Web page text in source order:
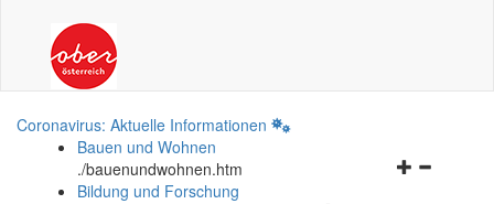
Coronavirus: Aktuelle Informationen
Bauen und Wohnen
./bauenundwohnen.htm
Bildung und Forschung